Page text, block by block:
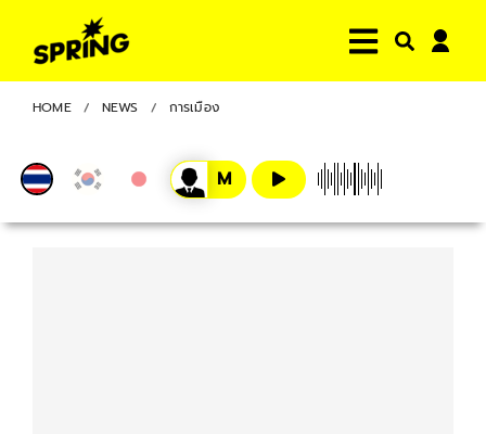
HOME NEWS การเมือง